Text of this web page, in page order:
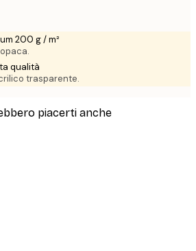
200 g / m²
qualità
trasparente.
piacerti anche